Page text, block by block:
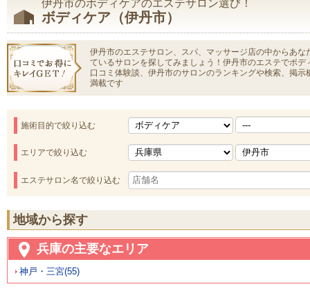
伊丹市のボディケアのエステサロン選び！
ボディケア（伊丹市）
伊丹市のエステサロン、スパ、マッサージ店の中からあ
ているサロンを探してみましょう！伊丹市のエステでボ
口コミ体験談、伊丹市のサロンのランキングや検索、掲
満載です
施術目的で絞り込む
エリアで絞り込む
エステサロン名で絞り込む
地域から探す
兵庫の主要なエリア
神戸・三宮(55)